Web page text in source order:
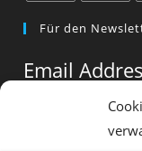
in
new
in
new
Für den
Email